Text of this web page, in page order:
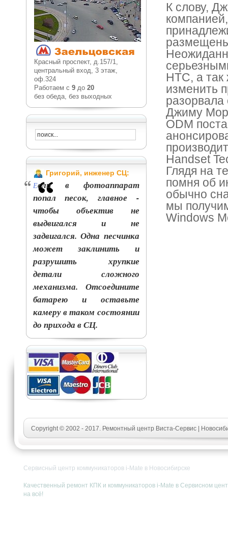
Красный проспект, д.157/1,
центральный вход, 3 этаж,
оф.324
Работаем с 9до 20
без обеда, без выходных
Григорий, инженер СЦ:
Если в фотоаппарат
попал песок, главное -
чтобы объектив не
выдвигался и не
задвигался. Одна песчинка
может заклинить и
разрушить хрупкие
детали сложного
механизма. Отсоедините
батарею и оставьте
камеру в таком состоянии
до прихода в СЦ.
К слову,
HTC, а
изменить
Джиму
ODM
Handset
Глядя на
помня об
обычно
мы
Windows
Copyright © 2002 - 2017. Ремонтный центр Виста-Сервис |
Сервисный центр коммуникаторов i-Mate в Новосибирске
Качественный ремонт КПК и коммуникаторов i-Mate в Сервисном
на всё!